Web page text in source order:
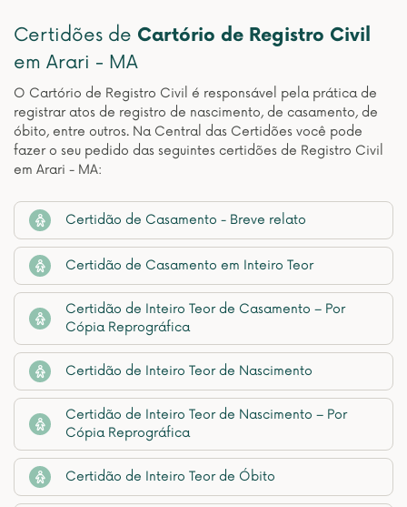
Certidões de Cartório de Registro Civil
em Arari - MA
O Cartório de Registro Civil é responsável pela prática de
registrar atos de registro de nascimento, de casamento, de
óbito, entre outros. Na Central das Certidões você pode
fazer o seu pedido das seguintes certidões de Registro Civil
em Arari - MA:
Certidão de Casamento - Breve relato
Certidão de Casamento em Inteiro Teor
Certidão de Inteiro Teor de Casamento – Por
Cópia Reprográfica
Certidão de Inteiro Teor de Nascimento
Certidão de Inteiro Teor de Nascimento – Por
Cópia Reprográfica
Certidão de Inteiro Teor de Óbito